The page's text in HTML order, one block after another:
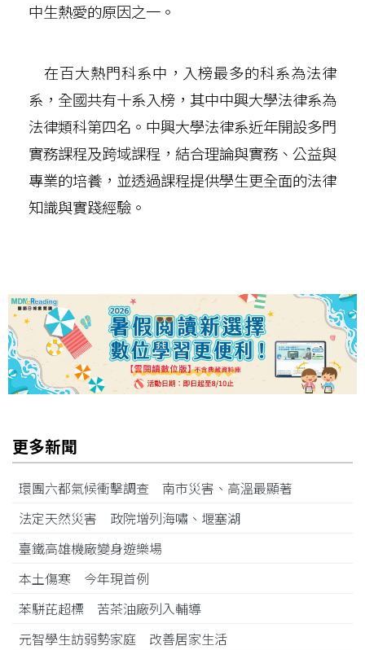
中生熱愛的原因之一。
在百大熱門科系中，入榜最多的科系為法律
系，全國共有十系入榜，其中中興大學法律系為
法律類科第四名。中興大學法律系近年開設多門
實務課程及跨域課程，結合理論與實務、公益與
專業的培養，並透過課程提供學生更全面的法律
知識與實踐經驗。
更多新聞
環團六都氣候衝擊調查 南市災害、高溫最顯著
法定天然災害 政院增列海嘯、堰塞湖
臺鐵高雄機廠變身遊樂場
本土傷寒 今年現首例
苯駢芘超標 苦茶油廠列入輔導
元智學生訪弱勢家庭 改善居家生活